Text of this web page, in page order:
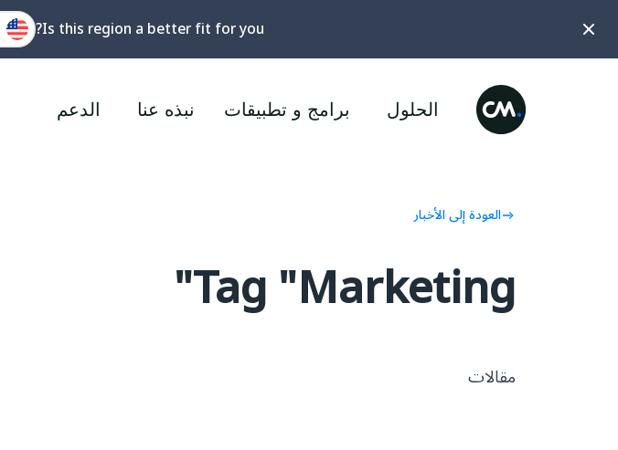
الحلول برامج و تطبيقات نبذه عنا الدعم
العودة إلى الأخبار
Tag "Marketing"
مقالات
Is this region a better fit for you?